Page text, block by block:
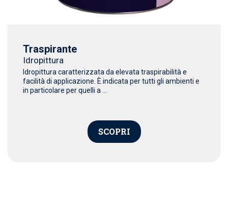
Traspirante
Idropittura
Idropittura caratterizzata da elevata traspirabilità e
facilità di applicazione. È indicata per tutti gli ambienti e
in particolare per quelli a ...
SCOPRI